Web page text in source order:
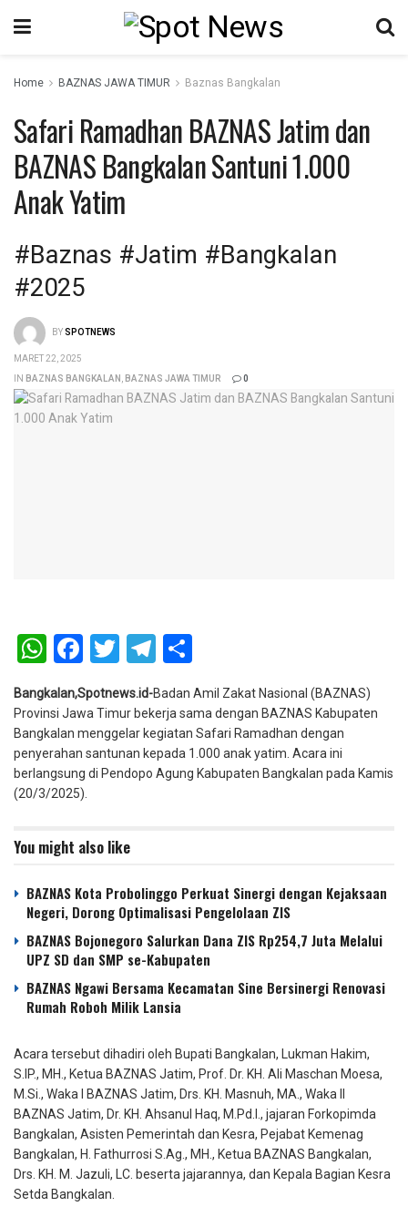
Home BAZNAS JAWA TIMUR Baznas Bangkalan
Safari Ramadhan BAZNAS Jatim dan
BAZNAS Bangkalan Santuni 1.000
Anak Yatim
#Baznas #Jatim #Bangkalan
#2025
BYSPOTNEWS
MARET 22, 2025
IN BAZNAS BANGKALAN, BAZNAS JAWA TIMUR 0
WhatsApp
Facebook
TwitterTelegram
Bangkalan,Spotnews.id-Badan Amil Zakat Nasional (BAZNAS)
Provinsi Jawa Timur bekerja sama dengan BAZNAS Kabupaten
Bangkalan menggelar kegiatan Safari Ramadhan dengan
penyerahan santunan kepada 1.000 anak yatim. Acara ini
berlangsung di Pendopo Agung Kabupaten Bangkalan pada Kamis
(20/3/2025).
You might also like
BAZNAS Kota Probolinggo Perkuat Sinergi dengan Kejaksaan
Negeri, Dorong Optimalisasi Pengelolaan ZIS
BAZNAS Bojonegoro Salurkan Dana ZIS Rp254,7 Juta Melalui
UPZ SD dan SMP se-Kabupaten
BAZNAS Ngawi Bersama Kecamatan Sine Bersinergi Renovasi
Rumah Roboh Milik Lansia
Acara tersebut dihadiri oleh Bupati Bangkalan, Lukman Hakim,
S.IP., MH., Ketua BAZNAS Jatim, Prof. Dr. KH. Ali Maschan Moesa,
M.Si., Waka I BAZNAS Jatim, Drs. KH. Masnuh, MA., Waka II
BAZNAS Jatim, Dr. KH. Ahsanul Haq, M.Pd.I., jajaran Forkopimda
Bangkalan, Asisten Pemerintah dan Kesra, Pejabat Kemenag
Bangkalan, H. Fathurrosi S.Ag., MH., Ketua BAZNAS Bangkalan,
Drs. KH. M. Jazuli, LC. beserta jajarannya, dan Kepala Bagian Kesra
Setda Bangkalan.